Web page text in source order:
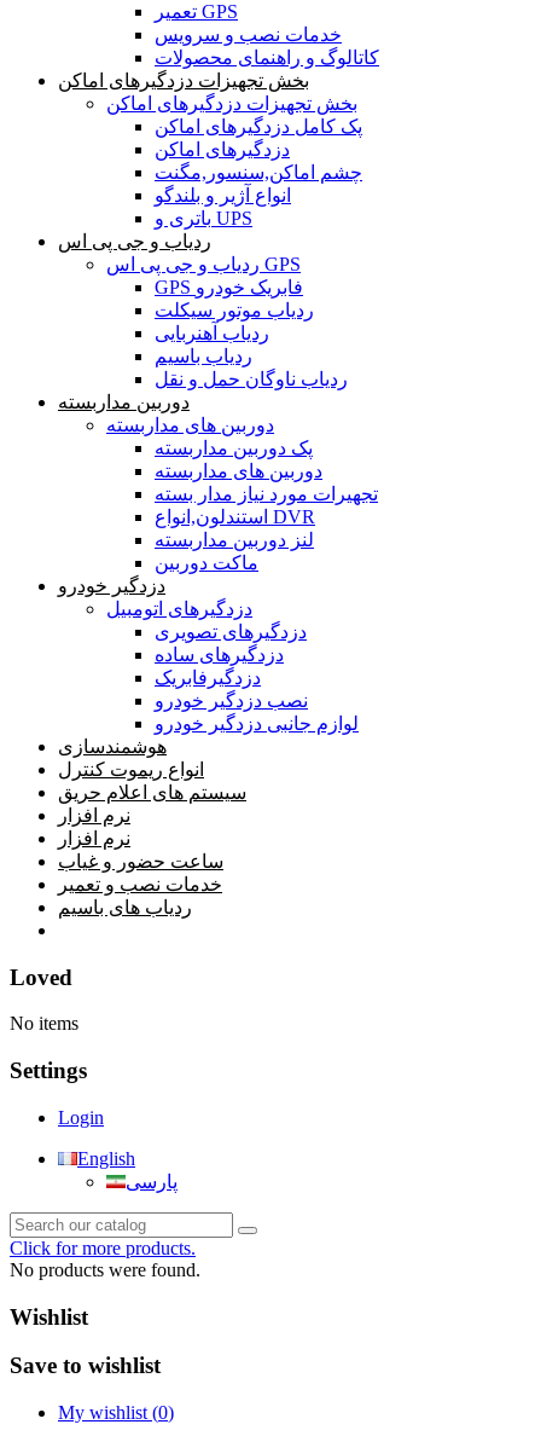
تعمیر GPS
خدمات نصب و سرویس
کاتالوگ و راهنمای محصولات
بخش تجهیزات دزدگیرهای اماکن
بخش تجهیزات دزدگیرهای اماکن
پک کامل دزدگیرهای اماکن
دزدگیرهای اماکن
چشم اماکن,سنسور,مگنت
انواع آژیر و بلندگو
باتری و UPS
ردیاب و جی پی اس
ردیاب و جی پی اس GPS
GPS فابریک خودرو
ردیاب موتور سیکلت
ردیاب آهنربایی
ردیاب باسیم
ردیاب ناوگان حمل و نقل
دوربین مداربسته
دوربین های مداربسته
پک دوربین مداربسته
دوربین های مداربسته
تجهیرات مورد نیاز مدار بسته
استندلون,انواع DVR
لنز دوربین مداربسته
ماکت دوربین
دزدگیر خودرو
دزدگیرهای اتومبیل
دزدگیرهای تصویری
دزدگیرهای ساده
دزدگیرفابریک
نصب دزدگیر خودرو
لوازم جانبی دزدگیر خودرو
هوشمندسازی
انواع ریموت کنترل
سیستم های اعلام حریق
نرم افزار
نرم افزار
ساعت حضور و غیاب
خدمات نصب و تعمیر
ردیاب های باسیم
Loved
No items
Settings
Login
English
پارسی
Click for more products.
No products were found.
Wishlist
Save to wishlist
My wishlist (0)